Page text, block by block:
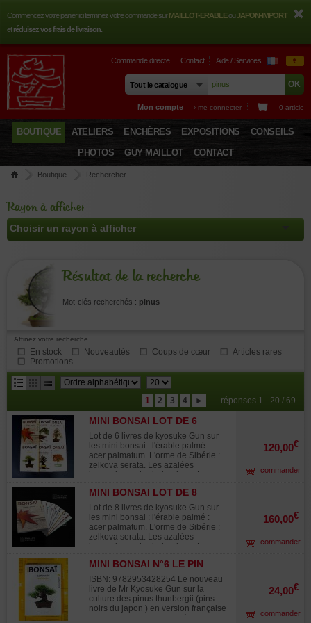
Commencez votre panier ici terminez votre commande surMAILLOT-ERABLEouJAPON-IMPORT
etréduisez vos frais de livraison.
Commande directe Contact Aide / Services €
Mon compte › me connecter 0 article
BOUTIQUE ATELIERS ENCHÈRES EXPOSITIONS
CONSEILS
PHOTOS
GUY MAILLOT CONTACT
Boutique Rechercher
Rayon à afficher
Résultat de la recherche
Mot-clés recherchés : pinus
Affinez votre recherche...
En stock Nouveautés Coups de cœur
Articles rares
Promotions
résultats
par
page
1 2 3 4 ► réponses 1 - 20 / 69
MINI BONSAI LOT DE 6
LIVRES.
Lot de 6 livres de kyosuke Gun sur
les mini bonsai : l'érable palmé :
acer palmatum. L'orme de Sibérie :
zelkova serata. Les azalées
japonaises : rhododendron . Le
pommier et le houx : malus et ilex Le
pin noir : pinus thunbergii. Version
française ! Chaque ouvrage contient
138 pages de dessins très explicites,
de bandes dessinées de schémas
clairs et de tableaux culturaux. Ils
l'évolution de vos bonsaïs au fil des
multiplication et de mise en forme
dans différents styles pour former au
mieux vos mini bonsaïs. Un ouvrage
japonais traduit et corrigé par un
120,00€
commander
MINI BONSAI LOT DE 8
LIVRES.
Lot de 8 livres de kyosuke Gun sur
les mini bonsai : l'érable palmé :
acer palmatum. L'orme de Sibérie :
zelkova serata. Les azalées
japonaises : rhododendron . Le
pommier et le houx : malus et ilex Le
pin noir : pinus thunbergii. L'érable
de burger :acer buergerianum Le
genévrier rigide : juniperus rigida
Version française ! Chaque ouvrage
contient 138 pages de dessins très
160,00€
commander
MINI BONSAI N°6 LE PIN
NOIR KYOSUKE GUN
ISBN: 9782953428254 Le nouveau
livre de Mr Kyosuke Gun sur la
culture des pinus thunbergii (pins
noirs du japon ) en version française
! 138 pages de dessins très
24,00€
commander